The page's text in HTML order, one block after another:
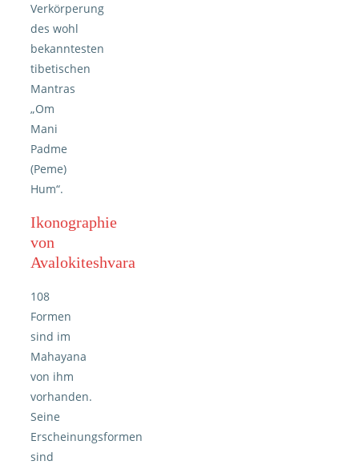
Verkörperung
des wohl
bekanntesten
tibetischen
Mantras
„Om
Mani
Padme
(Peme)
Hum“.
Ikonographie
von
Avalokiteshvara
108
Formen
sind im
Mahayana
von ihm
vorhanden.
Seine
Erscheinungsformen
sind